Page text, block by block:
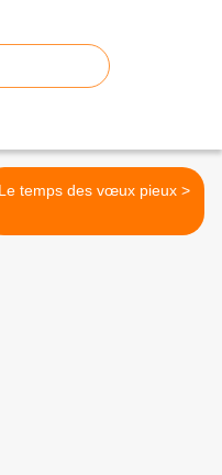
Le temps des vœux pieux >